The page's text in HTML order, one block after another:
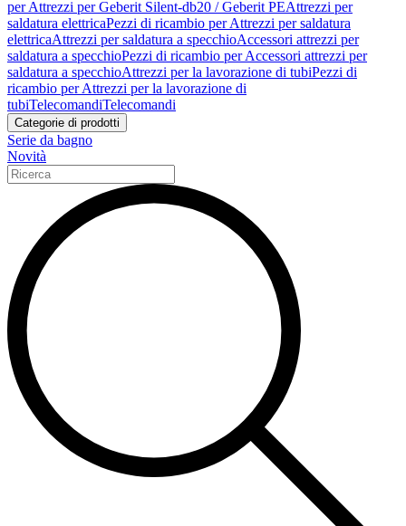
per Attrezzi per Geberit Silent-db20 / Geberit PEAttrezzi per
saldatura elettricaPezzi di ricambio per Attrezzi per saldatura
elettricaAttrezzi per saldatura a specchioAccessori attrezzi per
saldatura a specchioPezzi di ricambio per Accessori attrezzi per
saldatura a specchioAttrezzi per la lavorazione di tubiPezzi di
ricambio per Attrezzi per la lavorazione di
tubiTelecomandiTelecomandi
Categorie di prodotti
Serie da bagno
Novità